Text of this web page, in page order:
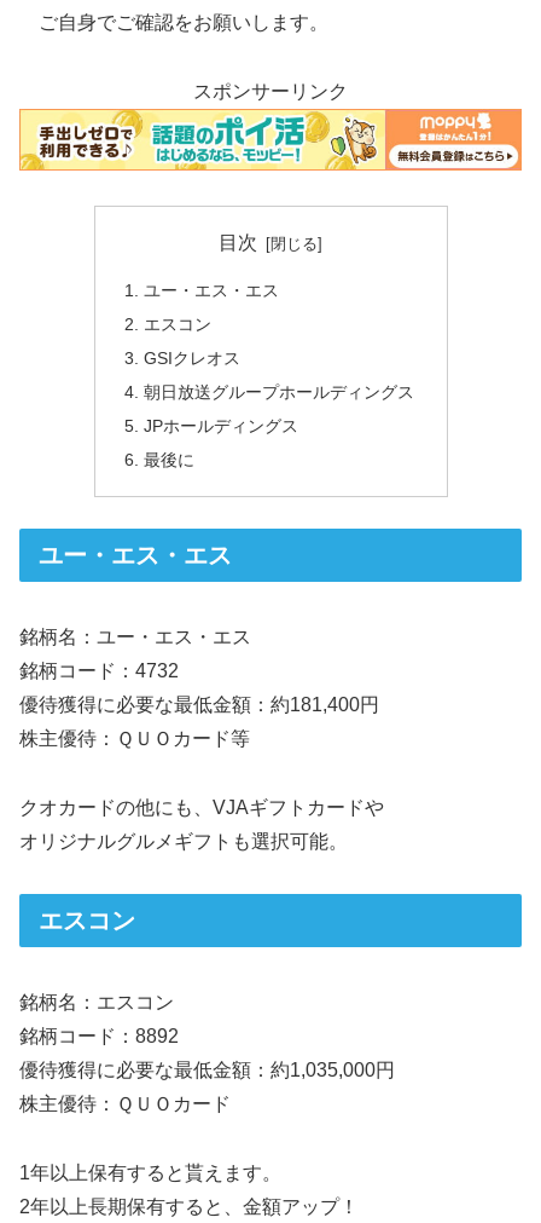
ご自身でご確認をお願いします。
スポンサーリンク
目次
ユー・エス・エス
エスコン
GSIクレオス
朝日放送グループホールディングス
JPホールディングス
最後に
ユー・エス・エス
銘柄名：ユー・エス・エス
銘柄コード：4732
優待獲得に必要な最低金額：約181,400円
株主優待：ＱＵＯカード等
クオカードの他にも、VJAギフトカードや
オリジナルグルメギフトも選択可能。
エスコン
銘柄名：エスコン
銘柄コード：8892
優待獲得に必要な最低金額：約1,035,000円
株主優待：ＱＵＯカード
1年以上保有すると貰えます。
2年以上長期保有すると、金額アップ！